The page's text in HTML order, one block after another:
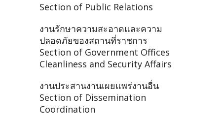
Section of Public Relations
งานรักษาความสะอาดและความ
ปลอดภัยของสถานที่ราชการ
Section of Government Offices
Cleanliness and Security Affairs
งานประสานงานเผยแพร่งานอื่น
Section of Dissemination
Coordination